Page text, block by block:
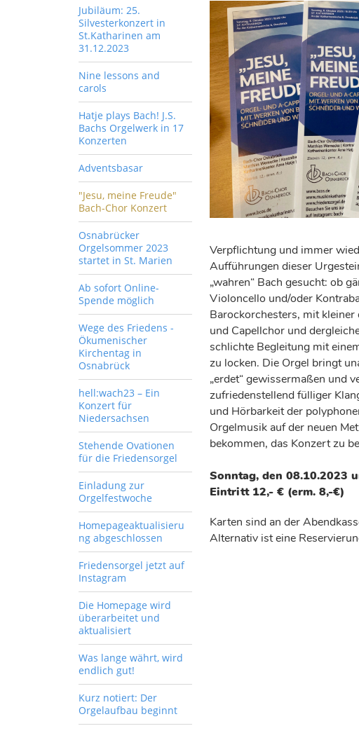
Jubiläum: 25.
Silvesterkonzert in
St.Katharinen am
31.12.2023
Nine lessons and
carols
Hatje plays Bach! J.S.
Bachs Orgelwerk in 17
Konzerten
Adventsbasar
"Jesu, meine Freude"
Bach-Chor Konzert
Osnabrücker
Orgelsommer 2023
startet in St. Marien
Ab sofort Online-
Spende möglich
Wege des Friedens -
Ökumenischer
Kirchentag in
Osnabrück
hell:wach23 – Ein
Konzert für
Niedersachsen
Stehende Ovationen
für die Friedensorgel
Einladung zur
Orgelfestwoche
Homepageaktualisieru
ng abgeschlossen
Friedensorgel jetzt auf
Instagram
Die Homepage wird
überarbeitet und
aktualisiert
Was lange währt, wird
endlich gut!
Kurz notiert: Der
Orgelaufbau beginnt
Verpflichtung und immer
Aufführungen dieser
„wahren“ Bach gesucht: ob
Violoncello und/oder
Barockorchesters, mit
und Capellchor und
schlichte Begleitung mit
zu locken. Die Orgel bringt
„erdet“ gewissermaßen und
zufriedenstellend fülliger
und Hörbarkeit der
Orgelmusik auf der neuen
bekommen, das Konzert zu
Sonntag, den 08.10.2023
Eintritt 12,- € (erm. 8,-€)
Karten sind an der
Alternativ ist eine